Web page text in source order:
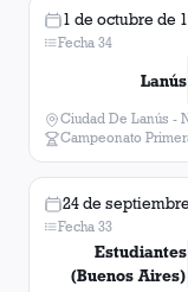
1 de octubre de
Fecha 34
Lanús
Ciudad De Lanús -
Campeonato
24 de
Fecha 33
Estudiantes
(Buenos Aires)